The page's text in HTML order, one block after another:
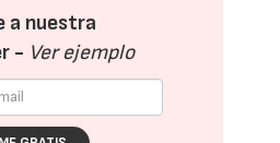
a nuestra
- Ver ejemplo